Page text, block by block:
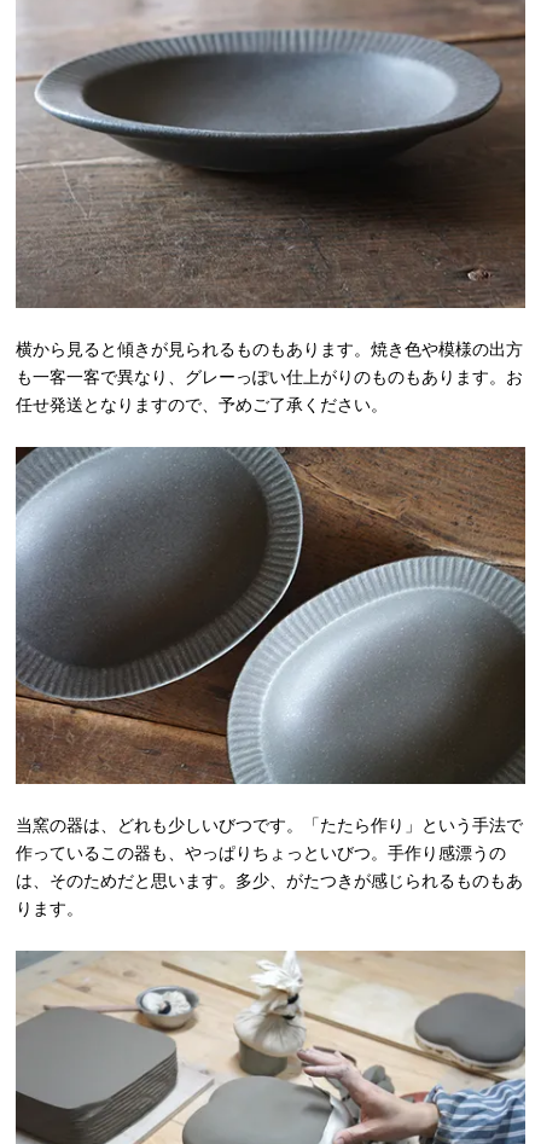
横から見ると傾きが見られるものもあります。焼き色や模様の出方
も一客一客で異なり、グレーっぽい仕上がりのものもあります。お
任せ発送となりますので、予めご了承ください。
当窯の器は、どれも少しいびつです。「たたら作り」という手法で
作っているこの器も、やっぱりちょっといびつ。手作り感漂うの
は、そのためだと思います。多少、がたつきが感じられるものもあ
ります。